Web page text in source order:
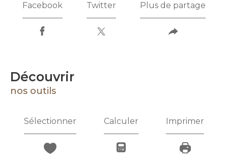
Facebook Twitter Plus de partage
découvrir
nos outils
Sélectionner Calculer Imprimer